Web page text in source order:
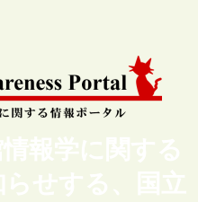
報学に関する
せする、国立